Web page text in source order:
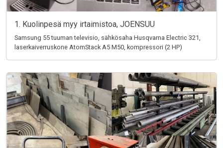
1. Kuolinpesä myy irtaimistoa, JOENSUU
Samsung 55 tuuman televisio, sähkösaha Husqvarna Electric 321,
laserkaiverruskone AtomStack A5 M50, kompressori (2 HP)